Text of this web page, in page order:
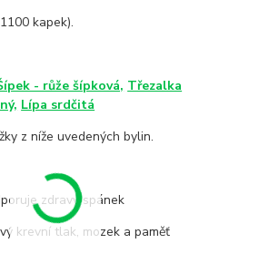
kapek).
- růže šípková, Třezalka
Lípa srdčitá
z níže uvedených bylin.
zdravý spánek
krevní tlak, mozek a paměť